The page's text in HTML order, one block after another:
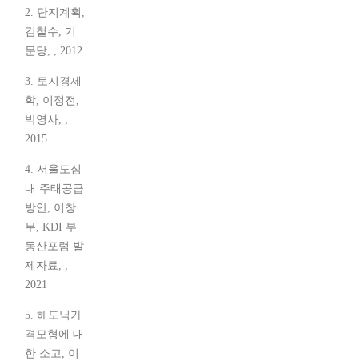
2. 단지계획,
김철수, 기
문당, , 2012
3. 토지경제
학, 이정전,
박영사, ,
2015
4. 서울도심
내 주태공급
방안, 이창
무, KDI 부
동산포럼 발
제자료, ,
2021
5. 헤도닉가
격모형에 대
한 소고, 이